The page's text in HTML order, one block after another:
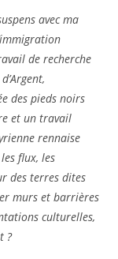
avec ma
de recherche
des pieds noirs
et un travail
rennaise
flux, les
des terres dites
murs et barrières
culturelles,
?